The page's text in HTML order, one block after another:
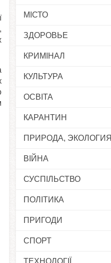
МІСТО
ЗДОРОВЬЕ
КРИМІНАЛ
КУЛЬТУРА
ОСВІТА
КАРАНТИН
ПРИРОДА, ЭКОЛОГИЯ
ВІЙНА
СУСПІЛЬСТВО
ПОЛІТИКА
ПРИГОДИ
СПОРТ